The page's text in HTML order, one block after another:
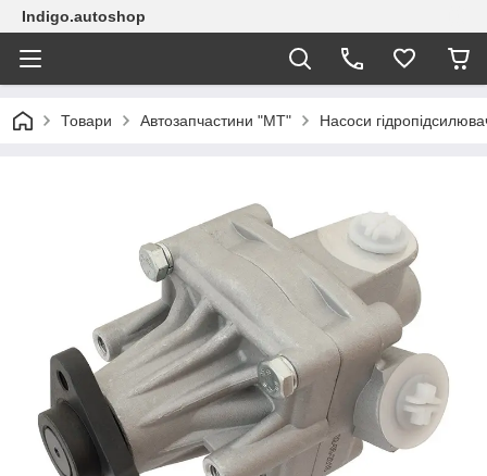
Indigo.autoshop
Товари Автозапчастини "МТ" Насоси